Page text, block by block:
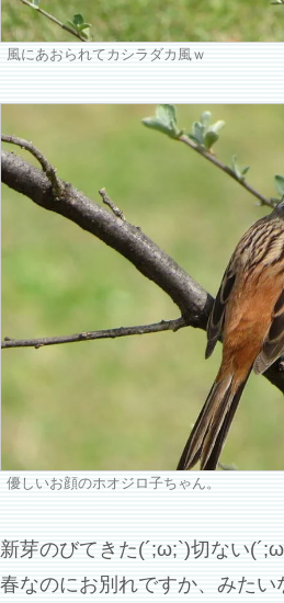
風にあおられてカシラダカ風ｗ
優しいお顔のホオジロ子ちゃん。
新芽のびてきた(´;ω;`)切ない
春なのにお別れですか、みたい